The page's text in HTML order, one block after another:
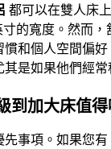
都可以在雙人床
的寬度。然而，
慣和個人空間偏
是如果他們經常
到加大床值得
事項。如果您有